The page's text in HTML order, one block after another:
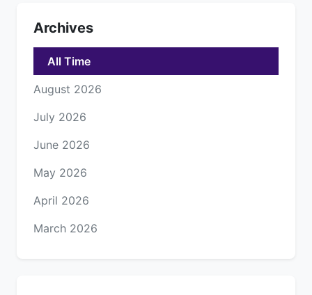
Archives
All Time
August 2026
July 2026
June 2026
May 2026
April 2026
March 2026